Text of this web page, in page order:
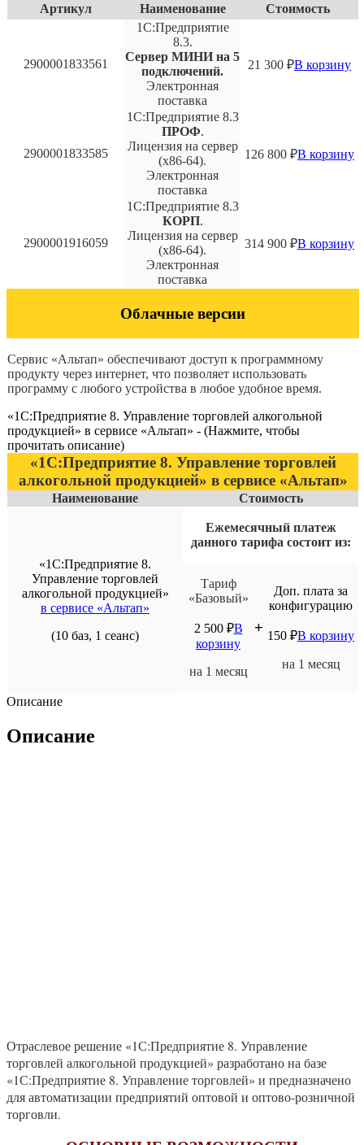
Артикул Наименование Стоимость
2900001833561
1С:Предприятие
8.3.
Сервер МИНИ на 5
подключений.
Электронная
поставка
21 300 ₽В корзину
2900001833585
1С:Предприятие 8.3
ПРОФ.
Лицензия на сервер
(x86-64).
Электронная
поставка
126 800 ₽В корзину
2900001916059
1С:Предприятие 8.3
КОРП.
Лицензия на сервер
(x86-64).
Электронная
поставка
314 900 ₽В корзину
Облачные версии
Сервис «Альтап» обеспечивают доступ к программному
продукту через интернет, что позволяет использовать
программу с любого устройства в любое удобное время.
«1С:Предприятие 8. Управление торговлей алкогольной
продукцией» в сервисе «Альтап» - (Нажмите, чтобы
прочитать описание)
«1С:Предприятие 8. Управление торговлей
алкогольной продукцией» в сервисе «Альтап»
Наименование Стоимость
«1С:Предприятие 8.
Управление торговлей
алкогольной продукцией»
в сервисе «Альтап»
(10 баз, 1 сеанс)
Ежемесячный платеж
данного тарифа состоит из:
Тариф
«Базовый»
2 500 ₽В
корзину
на 1 месяц
+
Доп. плата за
конфигурацию
150 ₽В корзину
на 1 месяц
Описание
Описание
Отраслевое решение «1С:Предприятие 8. Управление
торговлей алкогольной продукцией» разработано на базе
«1С:Предприятие 8. Управление торговлей» и предназначено
для автоматизации предприятий оптовой и оптово-розничной
торговли.